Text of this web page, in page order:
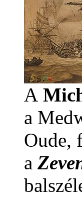
A
a
Oude,
a